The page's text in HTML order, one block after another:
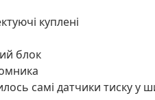
куплені
блок
самі датчики тиску у